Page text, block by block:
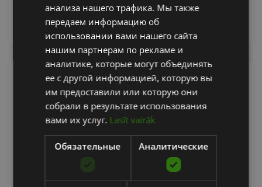
добавить в корзину
анализа нашего трафика. Мы также
передаем информацию об
использовании вами нашего сайта
нашим партнерам по рекламе и
аналитике, которые могут объединять
ее с другой информацией, которую вы
им предоставили или которую они
собрали в результате использования
вами их услуг. Lasīt vairāk
Обязательные Аналитические